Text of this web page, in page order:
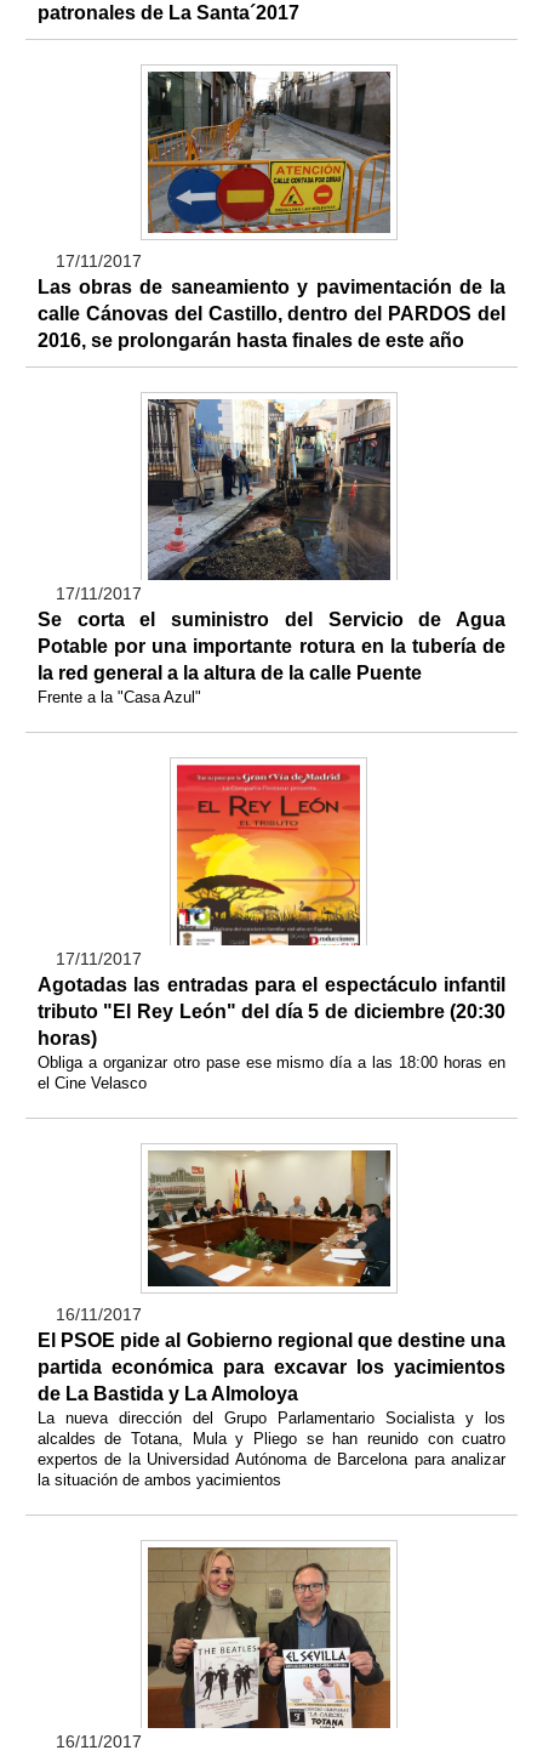
patronales de La Santa´2017
17/11/2017
Las obras de saneamiento y pavimentación de la
calle Cánovas del Castillo, dentro del PARDOS del
2016, se prolongarán hasta finales de este año
17/11/2017
Se corta el suministro del Servicio de Agua
Potable por una importante rotura en la tubería de
la red general a la altura de la calle Puente
Frente a la "Casa Azul"
17/11/2017
Agotadas las entradas para el espectáculo infantil
tributo "El Rey León" del día 5 de diciembre (20:30
horas)
Obliga a organizar otro pase ese mismo día a las 18:00 horas en
el Cine Velasco
16/11/2017
El PSOE pide al Gobierno regional que destine una
partida económica para excavar los yacimientos
de La Bastida y La Almoloya
La nueva dirección del Grupo Parlamentario Socialista y los
alcaldes de Totana, Mula y Pliego se han reunido con cuatro
expertos de la Universidad Autónoma de Barcelona para analizar
la situación de ambos yacimientos
16/11/2017